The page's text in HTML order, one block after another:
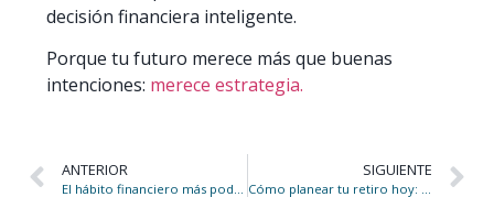
decisión financiera inteligente.
Porque tu futuro merece más que buenas
intenciones: merece estrategia.
ANTERIOR SIGUIENTE